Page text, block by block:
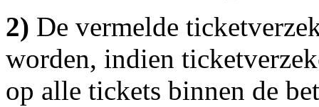
2) De vermelde
worden, indien
op alle tickets binnen de